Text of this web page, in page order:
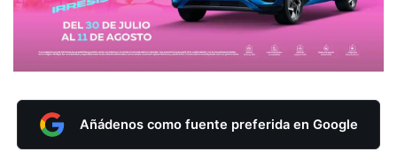
Añádenos como fuente preferida en Google